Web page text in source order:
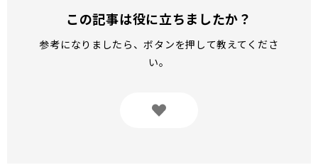
この記事は役に立ちましたか？
参考になりましたら、ボタンを押して教えてくださ
い。